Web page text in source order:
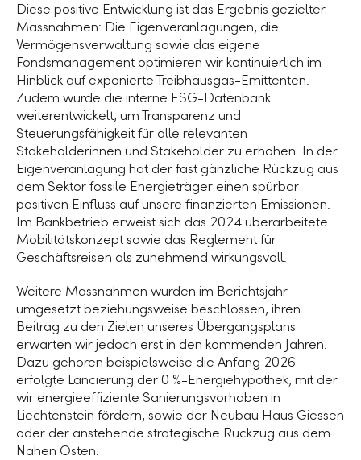
Diese positive Entwicklung ist das Ergebnis gezielter
Massnahmen: Die Eigenveranlagungen, die
Vermögensverwaltung sowie das eigene
Fondsmanagement optimieren wir kontinuierlich im
Hinblick auf exponierte Treibhausgas-Emittenten.
Zudem wurde die interne ESG-Datenbank
weiterentwickelt, um Transparenz und
Steuerungsfähigkeit für alle relevanten
Stakeholderinnen und Stakeholder zu erhöhen. In der
Eigenveranlagung hat der fast gänzliche Rückzug aus
dem Sektor fossile Energieträger einen spürbar
positiven Einfluss auf unsere finanzierten Emissionen.
Im Bankbetrieb erweist sich das 2024 überarbeitete
Mobilitätskonzept sowie das Reglement für
Geschäftsreisen als zunehmend wirkungsvoll.
Weitere Massnahmen wurden im Berichtsjahr
umgesetzt beziehungsweise beschlossen, ihren
Beitrag zu den Zielen unseres Übergangsplans
erwarten wir jedoch erst in den kommenden Jahren.
Dazu gehören beispielsweise die Anfang 2026
erfolgte Lancierung der 0 %-Energiehypothek, mit der
wir energieeffiziente Sanierungsvorhaben in
Liechtenstein fördern, sowie der Neubau Haus Giessen
oder der anstehende strategische Rückzug aus dem
Nahen Osten.